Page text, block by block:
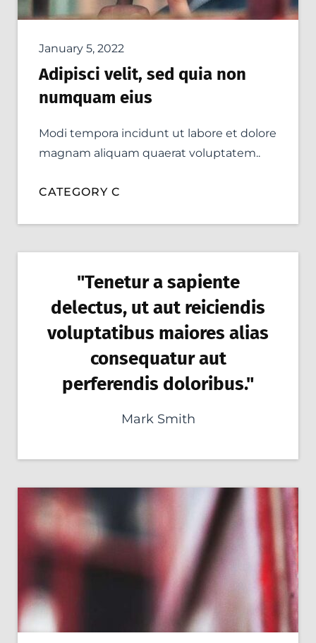
January 5, 2022
Adipisci velit, sed quia non
numquam eius
Modi tempora incidunt ut labore et dolore
magnam aliquam quaerat voluptatem..
CATEGORY C
"Tenetur a sapiente
delectus, ut aut reiciendis
voluptatibus maiores alias
consequatur aut
perferendis doloribus."
Mark Smith